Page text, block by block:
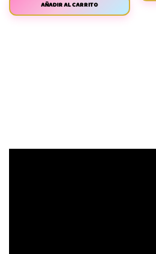
AÑADIR AL CARRITO